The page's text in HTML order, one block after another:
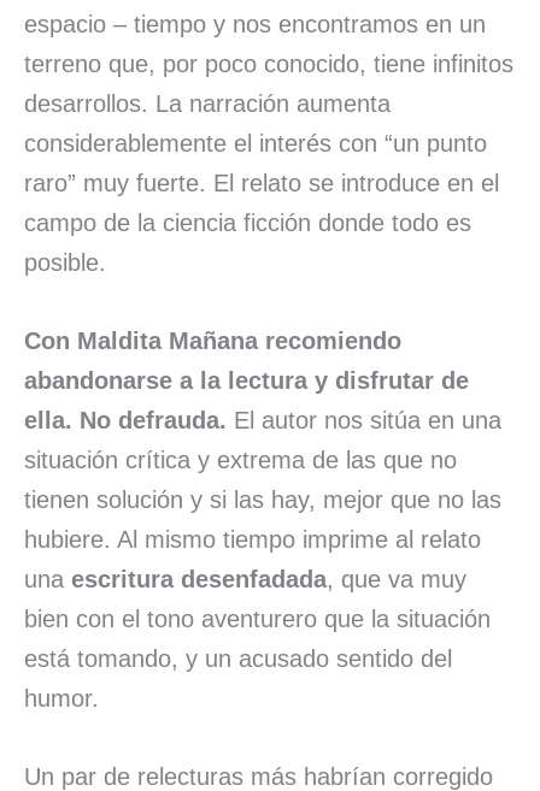
espacio – tiempo y nos encontramos en un
terreno que, por poco conocido, tiene infinitos
desarrollos. La narración aumenta
considerablemente el interés con “un punto
raro” muy fuerte. El relato se introduce en el
campo de la ciencia ficción donde todo es
posible.
Con Maldita Mañana recomiendo
abandonarse a la lectura y disfrutar de
ella. No defrauda. El autor nos sitúa en una
situación crítica y extrema de las que no
tienen solución y si las hay, mejor que no las
hubiere. Al mismo tiempo imprime al relato
una escritura desenfadada, que va muy
bien con el tono aventurero que la situación
está tomando, y un acusado sentido del
humor.
Un par de relecturas más habrían corregido